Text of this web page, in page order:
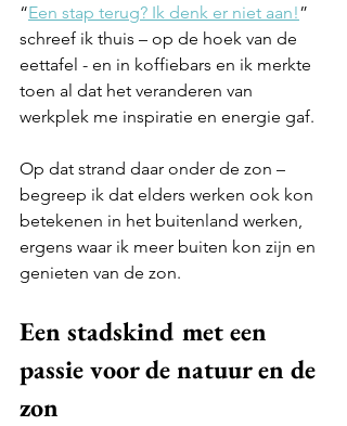
“Een stap terug? Ik denk er niet aan!”
schreef ik thuis – op de hoek van de
eettafel - en in koffiebars en ik merkte
toen al dat het veranderen van
werkplek me inspiratie en energie gaf.
Op dat strand daar onder de zon –
begreep ik dat elders werken ook kon
betekenen in het buitenland werken,
ergens waar ik meer buiten kon zijn en
genieten van de zon.
Een stadskind met een
passie voor de natuur en de
zon